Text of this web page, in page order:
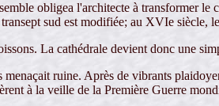
obligea l'architecte à transformer
sud est modifiée; au XVIe siècle,
La cathédrale devient donc une
ruine. Après de vibrants
à la veille de la Première Guerre